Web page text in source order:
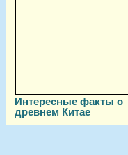
Интересные факты о
древнем Китае